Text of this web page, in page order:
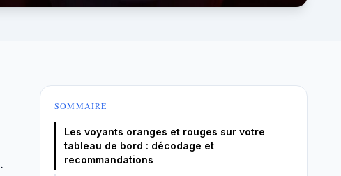
.
SOMMAIRE
Les voyants oranges et rouges sur votre
tableau de bord : décodage et
recommandations